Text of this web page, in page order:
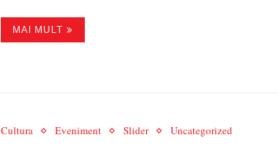
MAI MULT
Cultura Eveniment Slider Uncategorized